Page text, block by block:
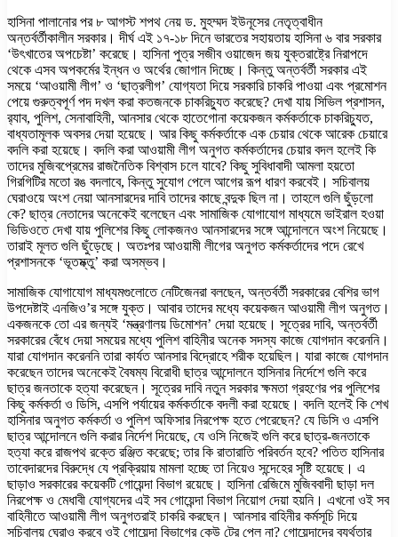
হাসিনা পালানোর পর ৮ আগস্ট শপথ নেয় ড. মুহম্মদ ইউনূসের নেতৃত্বাধীন
অন্তর্বর্তীকালীন সরকার। দীর্ঘ এই ১৭-১৮ দিনে ভারতের সহায়তায় হাসিনা ৬ বার সরকার
‘উৎখাতের অপচেষ্টা’ করেছে। হাসিনা পুত্র সজীব ওয়াজেদ জয় যুক্তরাষ্ট্রে নিরাপদে
থেকে এসব অপকর্মের ইন্ধন ও অর্থের জোগান দিচ্ছে। কিন্তু অন্তর্বর্তী সরকার এই
সময়ে ‘আওয়ামী লীগ’ ও ‘ছাত্রলীগ’ যোগ্যতা দিয়ে সরকারি চাকরি পাওয়া এবং প্রমোশন
পেয়ে গুরুত্বপূর্ণ পদ দখল করা কতজনকে চাকরিচ্যুত করেছে? দেখা যায় সিভিল প্রশাসন,
র‌্যাব, পুলিশ, সেনাবাহিনী, আনসার থেকে হাতেগোনা কয়েকজন কর্মকর্তাকে চাকরিচ্যুত,
বাধ্যতামূলক অবসর দেয়া হয়েছে। আর কিছু কর্মকর্তাকে এক চেয়ার থেকে আরেক চেয়ারে
বদলি করা হয়েছে। বদলি করা আওয়ামী লীগ অনুগত কর্মকর্তাদের চেয়ার বদল হলেই কি
তাদের মুজিবপ্রেমের রাজনৈতিক বিশ্বাস চলে যাবে? কিছু সুবিধাবাদী আমলা হয়তো
গিরগিটির মতো রঙ বদলাবে, কিন্তু সুযোগ পেলে আগের রূপ ধারণ করবেই। সচিবালয়
ঘেরাওয়ে অংশ নেয়া আনসারদের দাবি তাদের কাছে বন্দুক ছিল না। তাহলে গুলি ছুঁড়লো
কে? ছাত্র নেতাদের অনেকেই বলেছেন এবং সামাজিক যোগাযোগ মাধ্যমে ভাইরাল হওয়া
ভিডিওতে দেখা যায় পুলিশের কিছু লোকজনও আনসারদের সঙ্গে আন্দোলনে অংশ নিয়েছে।
তারাই মূলত গুলি ছুঁড়েছে। অতঃপর আওয়ামী লীগের অনুগত কর্মকর্তাদের পদে রেখে
প্রশাসনকে ‘ভূতম্ক্তু’ করা অসম্ভব।
সামাজিক যোগাযোগ মাধ্যমগুলোতে নেটিজেনরা বলছেন, অন্তর্বর্তী সরকারের বেশির ভাগ
উপদেষ্টাই এনজিও’র সঙ্গে যুক্ত। আবার তাদের মধ্যে কয়েকজন আওয়ামী লীগ অনুগত।
একজনকে তো এর জন্যই ‘মন্ত্রণালয় ডিমোশন’ দেয়া হয়েছে। সূত্রের দাবি, অন্তর্বর্তী
সরকারের বেঁধে দেয়া সময়ের মধ্যে পুলিশ বাহিনীর অনেক সদস্য কাজে যোগদান করেননি।
যারা যোগদান করেননি তারা কার্যত আনসার বিদ্রোহে শরীক হয়েছিল। যারা কাজে যোগদান
করেছেন তাদের অনেকেই বৈষম্য বিরোধী ছাত্র আন্দোলনে হাসিনার নির্দেশে গুলি করে
ছাত্র জনতাকে হত্যা করেছেন। সূত্রের দাবি নতুন সরকার ক্ষমতা গ্রহণের পর পুলিশের
কিছু কর্মকর্তা ও ডিসি, এসপি পর্যায়ের কর্মকর্তাকে বদলী করা হয়েছে। বদলি হলেই কি শেখ
হাসিনার অনুগত কর্মকর্তা ও পুলিশ অফিসার নিরপেক্ষ হতে পেরেছেন? যে ডিসি ও এসপি
ছাত্র আন্দোলনে গুলি করার নির্দেশ দিয়েছে, যে ওসি নিজেই গুলি করে ছাত্র-জনতাকে
হত্যা করে রাজপথ রক্তে রঞ্জিত করেছে; তার কি রাতারাতি পরিবর্তন হবে? পতিত হাসিনার
তাবেদারদের বিরুদ্ধে যে প্রক্রিয়ায় মামলা হচ্ছে তা নিয়েও সন্দেহের সৃষ্টি হয়েছে। এ
ছাড়াও সরকারের কয়েকটি গোয়েন্দা বিভাগ রয়েছে। হাসিনা রেজিমে মুজিববাদী ছাড়া দল
নিরপেক্ষ ও মেধাবী যোগ্যদের এই সব গোয়েন্দা বিভাগ নিয়োগ দেয়া হয়নি। এখনো ওই সব
বাহিনীতে আওয়ামী লীগ অনুগতরাই চাকরি করছেন। আনসার বাহিনীর কর্মসূচি দিয়ে
সচিবালয় ঘেরাও করবে ওই গোয়েন্দা বিভাগের কেউ টের পেল না? গোয়েন্দাদের ব্যর্থতার